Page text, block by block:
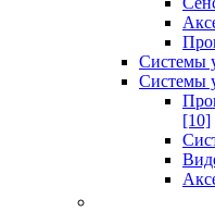
Системы
Системы
[10]